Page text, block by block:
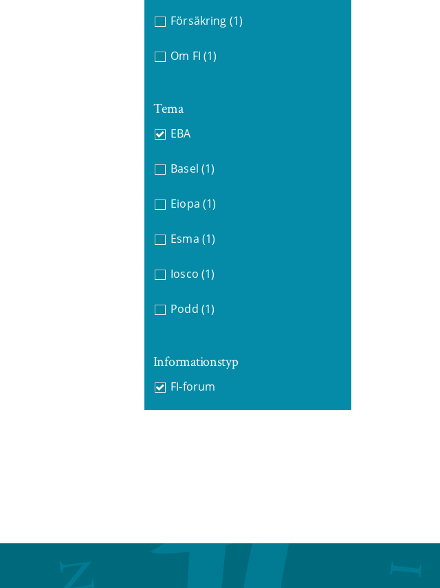
Försäkring (1)
Om FI (1)
Tema
EBA
Basel (1)
Eiopa (1)
Esma (1)
Iosco (1)
Podd (1)
Informationstyp
FI-forum